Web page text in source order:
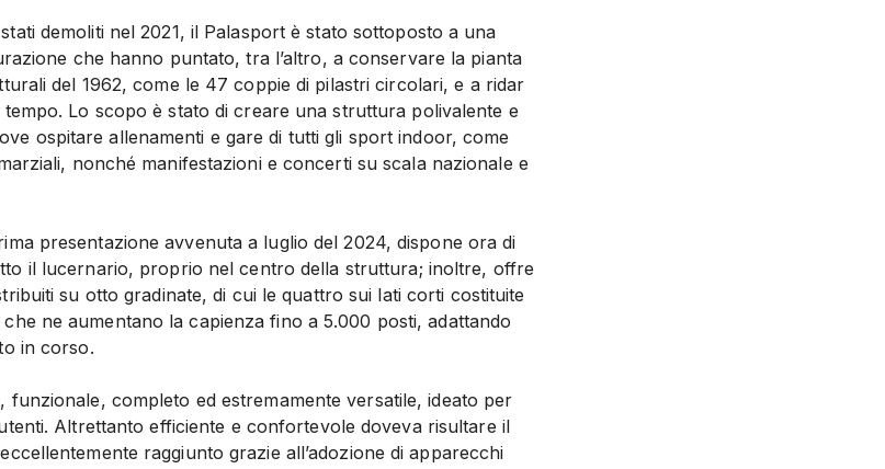
demoliti nel 2021, il Palasport è stato sottoposto a una
che hanno puntato, tra l’altro, a conservare la pianta
del 1962, come le 47 coppie di pilastri circolari, e a ridar
tempo. Lo scopo è stato di creare una struttura polivalente e
ospitare allenamenti e gare di tutti gli sport indoor, come
nonché manifestazioni e concerti su scala nazionale e
presentazione avvenuta a luglio del 2024, dispone ora di
il lucernario, proprio nel centro della struttura; inoltre, offre
su otto gradinate, di cui le quattro sui lati corti costituite
ne aumentano la capienza fino a 5.000 posti, adattando
in corso.
completo ed estremamente versatile, ideato per
Altrettanto efficiente e confortevole doveva risultare il
raggiunto grazie all’adozione di apparecchi